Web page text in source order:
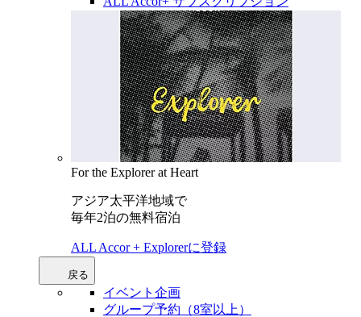
For the Explorer at Heart
アジア太平洋地域で
毎年2泊の無料宿泊
ALL Accor + Explorerに登録
戻る
イベント企画
グループ予約（8室以上）